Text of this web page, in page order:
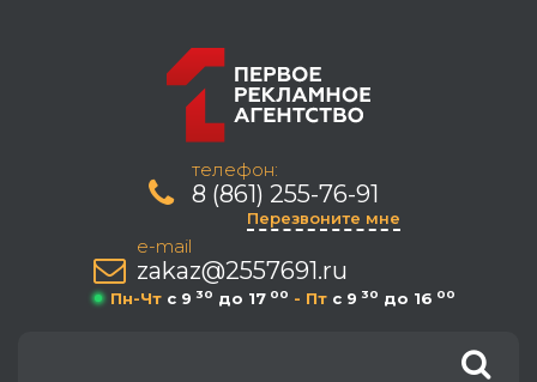
телефон:
8 (861) 255-76-91
Перезвоните мне
e-mail
zakaz@2557691.ru
Пн-Чт c 9 30 до 17 00 - Пт c 9 30 до 16 00